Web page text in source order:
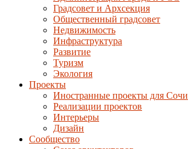
Градсовет и Архсекция
Общественный градсовет
Недвижимость
Инфраструктура
Развитие
Туризм
Экология
Проекты
Иностранные проекты для Сочи
Реализации проектов
Интерьеры
Дизайн
Сообщество